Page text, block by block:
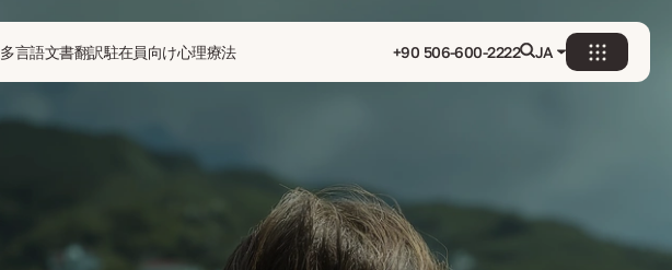
多言語文書翻訳駐在員向け心理療法 +90 506-600-2222 JA